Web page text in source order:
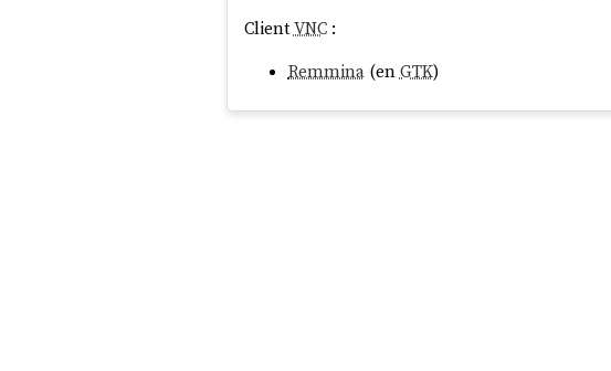
ClientVNC:
Remmina(enGTK)